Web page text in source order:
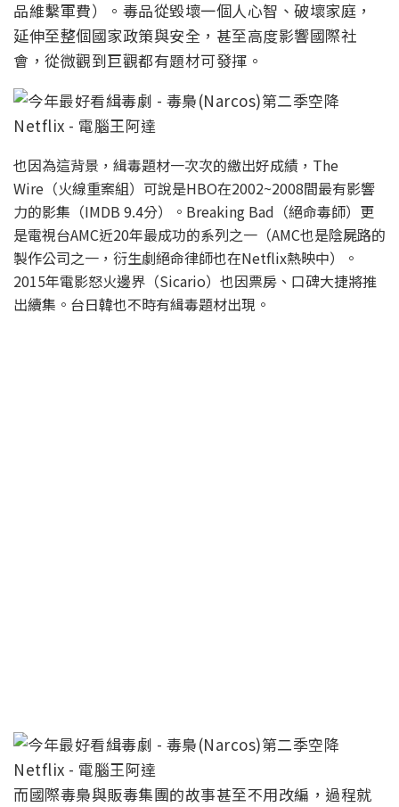
品維繫軍費）。毒品從毀壞一個人心智、破壞家庭，
延伸至整個國家政策與安全，甚至高度影響國際社
會，從微觀到巨觀都有題材可發揮。
也因為這背景，緝毒題材一次次的繳出好成績，The
Wire（火線重案組）可說是HBO在2002~2008間最有影響
力的影集（IMDB 9.4分）。Breaking Bad（絕命毒師）更
是電視台AMC近20年最成功的系列之一（AMC也是陰屍路的
製作公司之一，衍生劇絕命律師也在Netflix熱映中）。
2015年電影怒火邊界（Sicario）也因票房、口碑大捷將推
出續集。台日韓也不時有緝毒題材出現。
而國際毒梟與販毒集團的故事甚至不用改編，過程就